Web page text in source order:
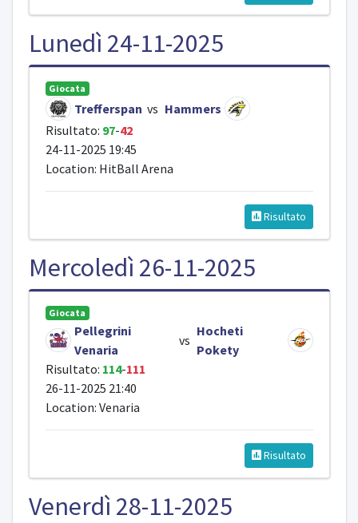
Lunedì 24-11-2025
Giocata
Trefferspan vs Hammers
Risultato: 97-42
24-11-2025 19:45
Location: HitBall Arena
Risultato
Mercoledì 26-11-2025
Giocata
Pellegrini
Venaria
vs
Hocheti
Pokety
Risultato: 114-111
26-11-2025 21:40
Location: Venaria
Risultato
Venerdì 28-11-2025